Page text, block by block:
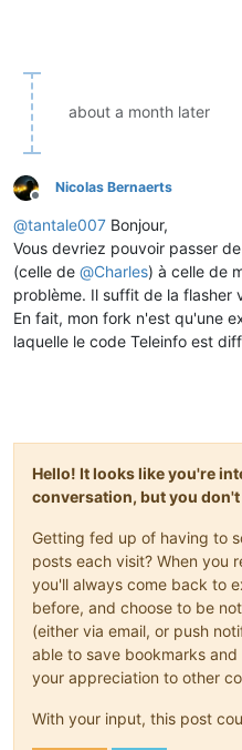
about a month later
Offline
Nicolas Bernaerts
@tantale007 Bonjour,
Vous devriez pouvoir passer
(celle de @Charles) à celle de
problème. Il suffit de la flasher
En fait, mon fork n'est qu'une
laquelle le code Teleinfo est
Hello! It looks like you're
conversation, but you don't
Getting fed up of having to
posts each visit? When you
you'll always come back to
before, and choose to be
(either via email, or push
able to save bookmarks
your appreciation to other
With your input, this post